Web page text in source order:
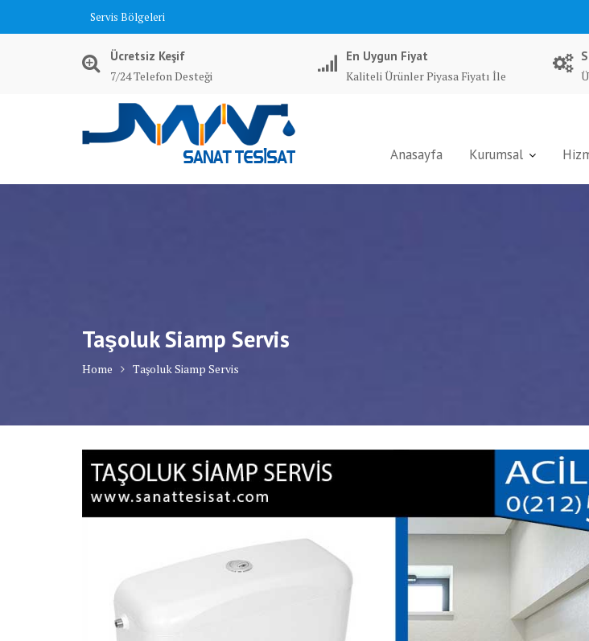
Servis Bölgeleri
Ücretsiz Keşif
7/24 Telefon Desteği
En Uygun Fiyat
Kaliteli Ürünler Piyasa Fiyatı İle
Anasayfa Kurumsal
Taşoluk Siamp Servis
Home Taşoluk Siamp Servis